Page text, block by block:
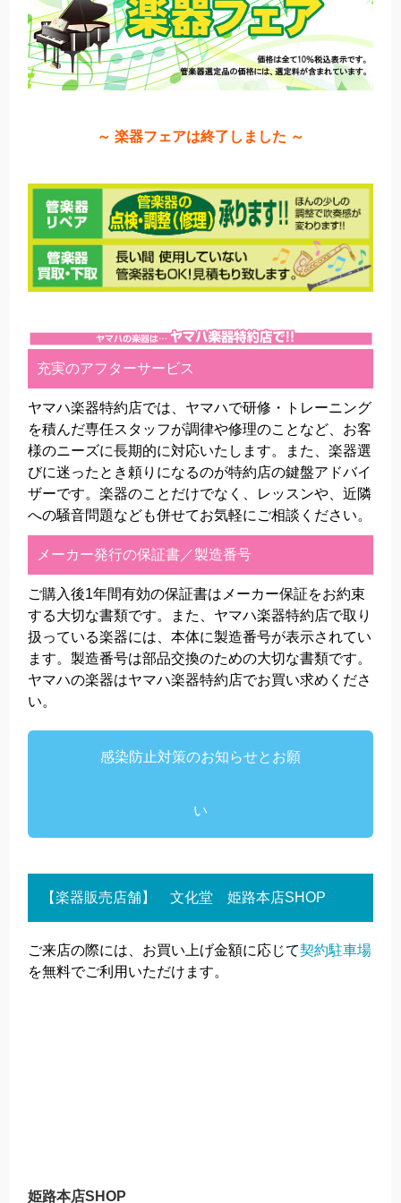
～ 楽器フェアは終了しました ～
充実のアフターサービス
ヤマハ楽器特約店では、ヤマハで研修・トレーニング
を積んだ専任スタッフが調律や修理のことなど、お客
様のニーズに長期的に対応いたします。また、楽器選
びに迷ったとき頼りになるのが特約店の鍵盤アドバイ
ザーです。楽器のことだけでなく、レッスンや、近隣
への騒音問題なども併せてお気軽にご相談ください。
メーカー発行の保証書／製造番号
ご購入後1年間有効の保証書はメーカー保証をお約束
する大切な書類です。また、ヤマハ楽器特約店で取り
扱っている楽器には、本体に製造番号が表示されてい
ます。製造番号は部品交換のための大切な書類です。
ヤマハの楽器はヤマハ楽器特約店でお買い求めくださ
い。
感染防止対策のお知らせとお願
い
【楽器販売店舗】 文化堂 姫路本店SHOP
ご来店の際には、お買い上げ金額に応じて契約駐車場
を無料でご利用いただけます。
姫路本店SHOP